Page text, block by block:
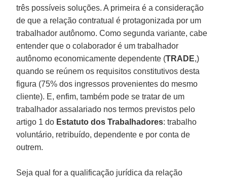
três possíveis soluções. A primeira é a consideração
de que a relação contratual é protagonizada por um
trabalhador autônomo. Como segunda variante, cabe
entender que o colaborador é um trabalhador
autônomo economicamente dependente (TRADE,)
quando se reúnem os requisitos constitutivos desta
figura (75% dos ingressos provenientes do mesmo
cliente). E, enfim, também pode se tratar de um
trabalhador assalariado nos termos previstos pelo
artigo 1 do Estatuto dos Trabalhadores: trabalho
voluntário, retribuído, dependente e por conta de
outrem.
Seja qual for a qualificação jurídica da relação